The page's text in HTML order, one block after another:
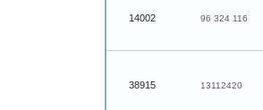
14002 96 324 116
38915 13112420